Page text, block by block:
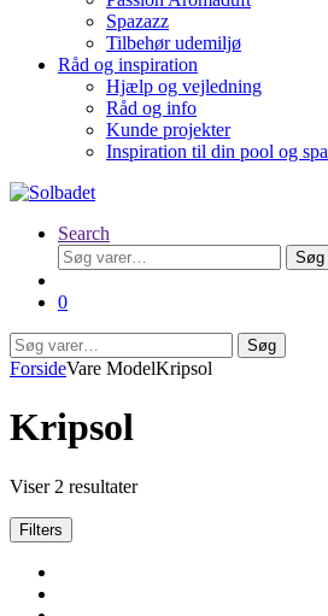
Spazazz
Tilbehør udemiljø
Råd og inspiration
Hjælp og vejledning
Råd og info
Kunde projekter
Inspiration til din pool og spa
Search
Søg
efter:
Søg
0
Søg
efter:
Søg
ForsideVare ModelKripsol
Kripsol
Viser 2 resultater
Filters